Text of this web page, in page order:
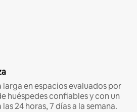
en espacios evaluados por
huéspedes confiables y con un
24 horas, 7 días a la semana.